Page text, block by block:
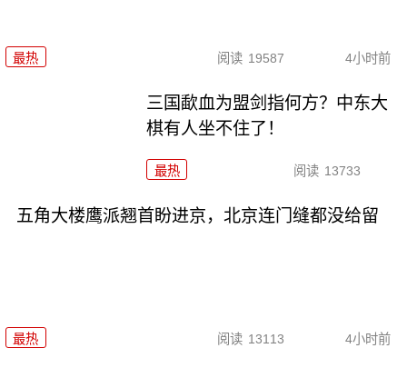
最热 阅读 19587 4小时前
三国歃血为盟剑指何方？中东大
棋有人坐不住了！
最热 阅读 13733
五角大楼鹰派翘首盼进京，北京连门缝都没给留
最热 阅读 13113 4小时前